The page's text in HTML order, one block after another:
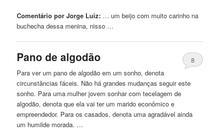
Comentário por Jorge Luiz: … um beijo com muitocarinho na
buchecha dessa menina, nisso …
Pano de algodão
8
Para ver um pano de algodão em um sonho, denota
circunstâncias fáceis. Não há grandes mudanças seguir este
sonho. Para uma mulher jovem sonhar com tecelagem de
algodão, denota que ela vai ter um marido econômico e
empreendedor. Para os casados, denota uma agradável ainda
um humilde morada. …